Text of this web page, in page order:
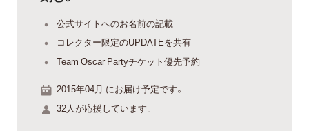
公式サイトへのお名前の記載
コレクター限定のUPDATEを共有
Team Oscar Partyチケット優先予約
2015年04月 にお届け予定です。
32人が応援しています。